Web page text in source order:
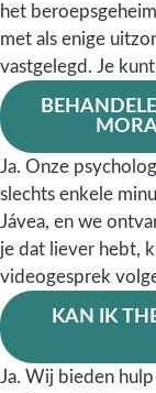
het
met als enige
vastgelegd. Je
Ja. Onze
slechts enkele
Jávea, en we
je dat liever hebt,
videogesprek
KAN IK
Ja. Wij bieden